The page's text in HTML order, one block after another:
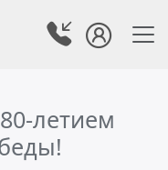
летием